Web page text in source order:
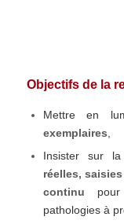
Objectifs de la
Mettre en
exemplaires
Insister sur
réelles,
continu
pathologies à